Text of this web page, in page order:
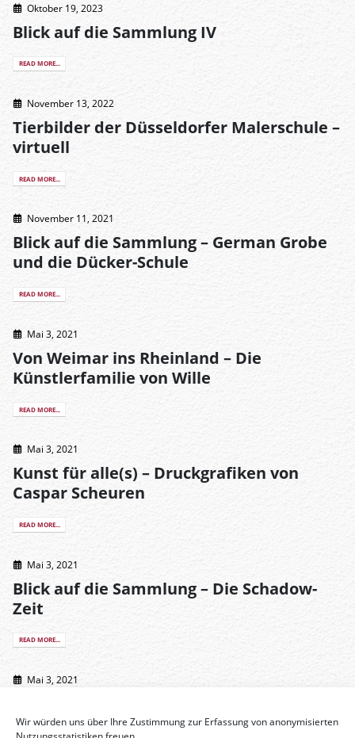
Wir würden uns über Ihre Zustimmung zur Erfassung von anonymisierten
Oktober 19, 2023
Blick auf die Sammlung IV
READ MORE...
November 13, 2022
Tierbilder der Düsseldorfer Malerschule –
virtuell
READ MORE...
November 11, 2021
Blick auf die Sammlung – German Grobe
und die Dücker-Schule
READ MORE...
Mai 3, 2021
Von Weimar ins Rheinland – Die
Künstlerfamilie von Wille
READ MORE...
Mai 3, 2021
Kunst für alle(s) – Druckgrafiken von
Caspar Scheuren
READ MORE...
Mai 3, 2021
Blick auf die Sammlung – Die Schadow-
Zeit
READ MORE...
Mai 3, 2021
Sankt Lucas-Clubs in Düsseldorf